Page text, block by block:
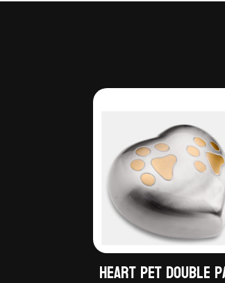
Heart Pet Double